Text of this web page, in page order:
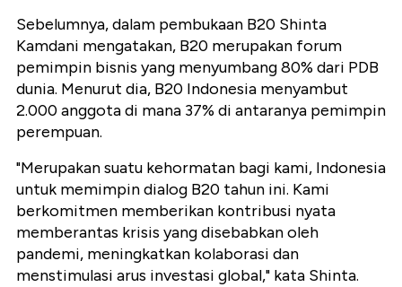
Sebelumnya, dalam pembukaan B20 Shinta
Kamdani mengatakan, B20 merupakan forum
pemimpin bisnis yang menyumbang 80% dari PDB
dunia. Menurut dia, B20 Indonesia menyambut
2.000 anggota di mana 37% di antaranya pemimpin
perempuan.
"Merupakan suatu kehormatan bagi kami, Indonesia
untuk memimpin dialog B20 tahun ini. Kami
berkomitmen memberikan kontribusi nyata
memberantas krisis yang disebabkan oleh
pandemi, meningkatkan kolaborasi dan
menstimulasi arus investasi global," kata Shinta.